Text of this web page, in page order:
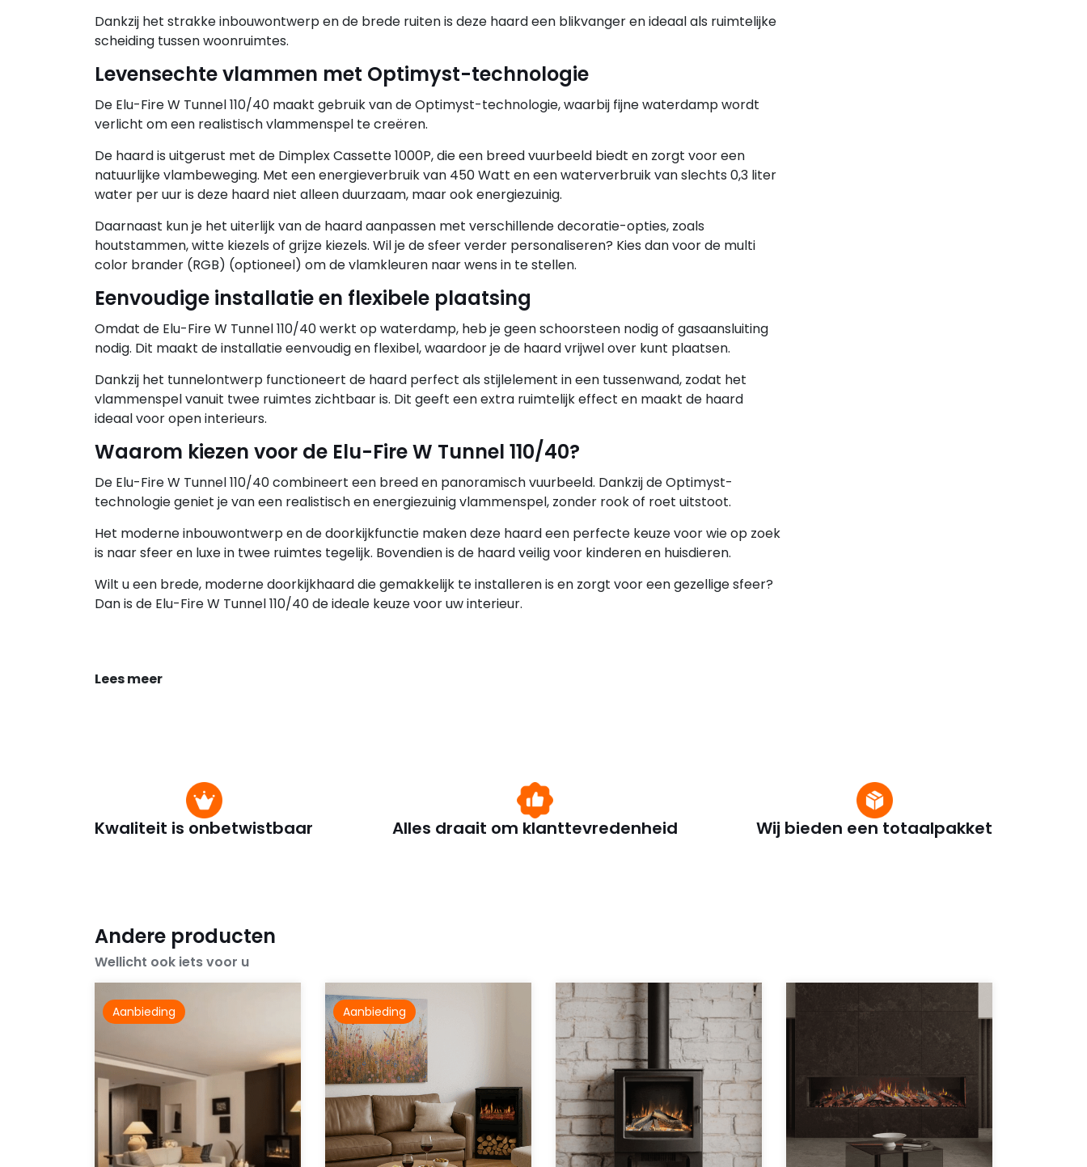
Dankzij het strakke inbouwontwerp en de brede ruiten is deze haard een blikvanger en ideaal als ruimtelijke
scheiding tussen woonruimtes.
Levensechte vlammen met Optimyst-technologie
De Elu-Fire W Tunnel 110/40 maakt gebruik van de Optimyst-technologie, waarbij fijne waterdamp wordt
verlicht om een realistisch vlammenspel te creëren.
De haard is uitgerust met de Dimplex Cassette 1000P, die een breed vuurbeeld biedt en zorgt voor een
natuurlijke vlambeweging. Met een energieverbruik van 450 Watt en een waterverbruik van slechts 0,3 liter
water per uur is deze haard niet alleen duurzaam, maar ook energiezuinig.
Daarnaast kun je het uiterlijk van de haard aanpassen met verschillende decoratie-opties, zoals
houtstammen, witte kiezels of grijze kiezels. Wil je de sfeer verder personaliseren? Kies dan voor de multi
color brander (RGB) (optioneel) om de vlamkleuren naar wens in te stellen.
Eenvoudige installatie en flexibele plaatsing
Omdat de Elu-Fire W Tunnel 110/40 werkt op waterdamp, heb je geen schoorsteen nodig of gasaansluiting
nodig. Dit maakt de installatie eenvoudig en flexibel, waardoor je de haard vrijwel over kunt plaatsen.
Dankzij het tunnelontwerp functioneert de haard perfect als stijlelement in een tussenwand, zodat het
vlammenspel vanuit twee ruimtes zichtbaar is. Dit geeft een extra ruimtelijk effect en maakt de haard
ideaal voor open interieurs.
Waarom kiezen voor de Elu-Fire W Tunnel 110/40?
De Elu-Fire W Tunnel 110/40 combineert een breed en panoramisch vuurbeeld. Dankzij de Optimyst-
technologie geniet je van een realistisch en energiezuinig vlammenspel, zonder rook of roet uitstoot.
Het moderne inbouwontwerp en de doorkijkfunctie maken deze haard een perfecte keuze voor wie op zoek
is naar sfeer en luxe in twee ruimtes tegelijk. Bovendien is de haard veilig voor kinderen en huisdieren.
Wilt u een brede, moderne doorkijkhaard die gemakkelijk te installeren is en zorgt voor een gezellige sfeer?
Dan is de Elu-Fire W Tunnel 110/40 de ideale keuze voor uw interieur.
Lees meer
Kwaliteit is onbetwistbaar Alles draait om klanttevredenheid Wij bieden een totaalpakket
Andere producten
Wellicht ook iets voor u
Aanbieding Aanbieding